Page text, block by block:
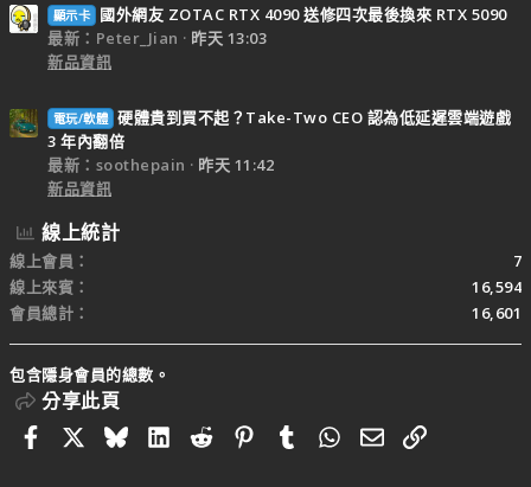
顯示卡
國外網友 ZOTAC RTX 4090 送修四次最後換來 RTX 5090
最新：Peter_Jian
昨天 13:03
新品資訊
電玩/軟體 硬體貴到買不起？Take-Two CEO 認為低延遲雲端遊戲
3 年內翻倍
最新：soothepain
昨天 11:42
新品資訊
線上統計
線上會員
7
線上來賓
16,594
會員總計
16,601
包含隱身會員的總數。
分享此頁
FacebookBlueskyLinkedIn
RedditPinterestTumblrWhatsApp
電子郵件
連結